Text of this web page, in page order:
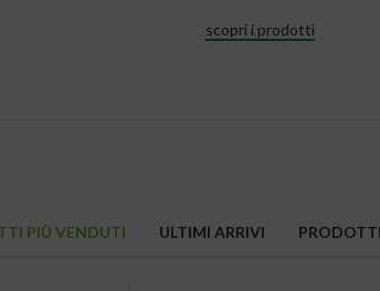
scopri i prodotti
PIÙ VENDUTI ULTIMI ARRIVI